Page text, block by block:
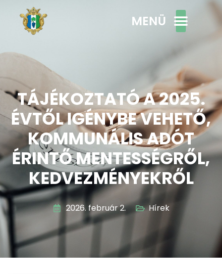
MENÜ
TÁJÉKOZTATÓ A 2025.
ÉVTŐL IGÉNYBE VEHETŐ,
KOMMUNÁLIS ADÓT
ÉRINTŐ MENTESSÉGRŐL,
KEDVEZMÉNYEKRŐL
2026. február 2. Hírek